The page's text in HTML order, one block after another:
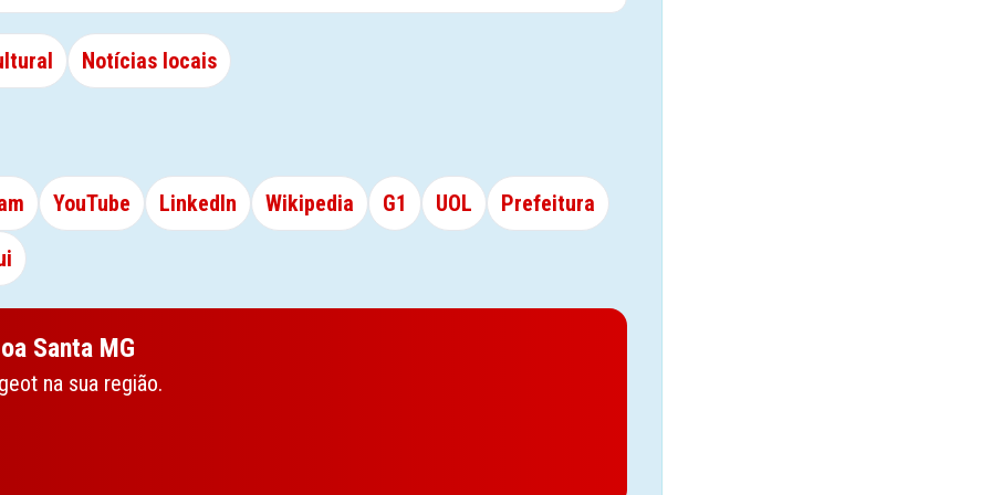
Notícias locais
YouTube LinkedIn Wikipedia G1 UOL Prefeitura
Santa MG
na sua região.